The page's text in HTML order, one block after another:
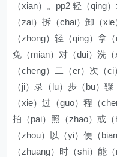
（xian）。pp2 轻（qing
（zai）拆（chai）卸（
（zhong）轻（qing）拿
免（mian）对（dui）洗
（cheng）二（er）次（
（ji）录（lu）步（bu）
（xie）过（guo）程（
拍（pai）照（zhao）或
（zhou）以（yi）便（
（zhuang）时（shi）能